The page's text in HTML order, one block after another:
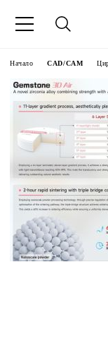
Начало CAD/CAM